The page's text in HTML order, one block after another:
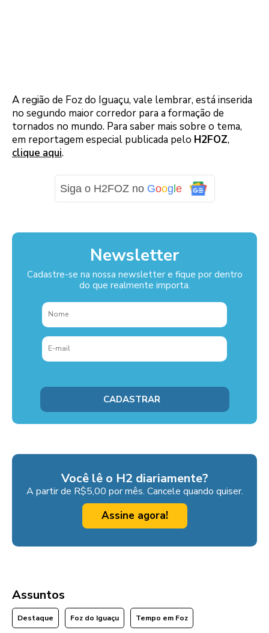
A região de Foz do Iguaçu, vale lembrar, está inserida
no segundo maior corredor para a formação de
tornados no mundo. Para saber mais sobre o tema,
em reportagem especial publicada pelo H2FOZ,
clique aqui.
Siga o H2FOZ no Goog e
Newsletter
Cadastre-se na nossa newsletter e fique por dentro
do que realmente importa.
Você lê o H2 diariamente?
A partir de R$5,00 por mês. Cancele quando quiser.
Assine agora!
Assuntos
Destaque Foz do Iguaçu Tempo em Foz